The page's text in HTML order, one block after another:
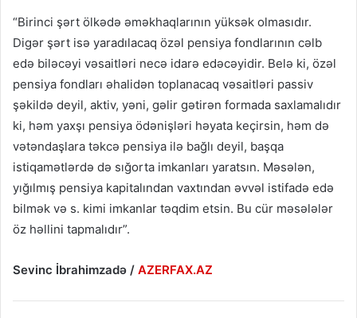
“Birinci şərt ölkədə əməkhaqlarının yüksək olmasıdır.
Digər şərt isə yaradılacaq özəl pensiya fondlarının cəlb
edə biləcəyi vəsaitləri necə idarə edəcəyidir. Belə ki, özəl
pensiya fondları əhalidən toplanacaq vəsaitləri passiv
şəkildə deyil, aktiv, yəni, gəlir gətirən formada saxlamalıdır
ki, həm yaxşı pensiya ödənişləri həyata keçirsin, həm də
vətəndaşlara təkcə pensiya ilə bağlı deyil, başqa
istiqamətlərdə də sığorta imkanları yaratsın. Məsələn,
yığılmış pensiya kapitalından vaxtından əvvəl istifadə edə
bilmək və s. kimi imkanlar təqdim etsin. Bu cür məsələlər
öz həllini tapmalıdır”.
Sevinc İbrahimzadə / AZERFAX.AZ